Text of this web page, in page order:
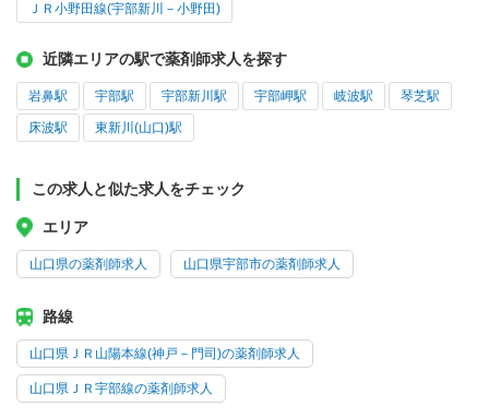
ＪＲ小野田線(宇部新川－小野田)
近隣エリアの駅で薬剤師求人を探す
岩鼻駅 宇部駅 宇部新川駅 宇部岬駅 岐波駅 琴芝駅
床波駅 東新川(山口)駅
この求人と似た求人をチェック
エリア
山口県の薬剤師求人 山口県宇部市の薬剤師求人
路線
山口県ＪＲ山陽本線(神戸－門司)の薬剤師求人
山口県ＪＲ宇部線の薬剤師求人